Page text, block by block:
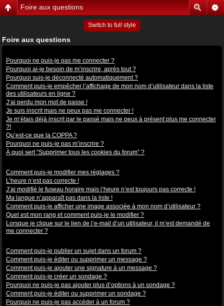
Foire aux questions
Switch to full style
Foire aux questions
Pourquoi ne puis-je pas me connecter ?
Pourquoi ai-je besoin de m’inscrire, après tout ?
Pourquoi suis-je déconnecté automatiquement ?
Comment puis-je empêcher l’affichage de mon nom d’utilisateur dans la liste
des utilisateurs en ligne ?
J’ai perdu mon mot de passe !
Je suis inscrit mais ne peux pas me connecter !
Je m’étais déjà inscrit par le passé mais ne peux à présent plus me connecter
?!
Qu’est-ce que la COPPA ?
Pourquoi ne puis-je pas m’inscrire ?
À quoi sert “Supprimer tous les cookies du forum” ?
Comment puis-je modifier mes réglages ?
L’heure n’est pas correcte !
J’ai modifié le fuseau horaire mais l’heure n’est toujours pas correcte !
Ma langue n’apparaît pas dans la liste !
Comment puis-je afficher une image associée à mon nom d’utilisateur ?
Quel est mon rang et comment puis-je le modifier ?
Lorsque je clique sur le lien de l’e-mail d’un utilisateur, il m’est demandé de
me connecter ?
Comment puis-je publier un sujet dans un forum ?
Comment puis-je éditer ou supprimer un message ?
Comment puis-je ajouter une signature à un message ?
Comment puis-je créer un sondage ?
Pourquoi ne puis-je pas ajouter plus d’options à un sondage ?
Comment puis-je éditer ou supprimer un sondage ?
Pourquoi ne puis-je pas accéder à un forum ?